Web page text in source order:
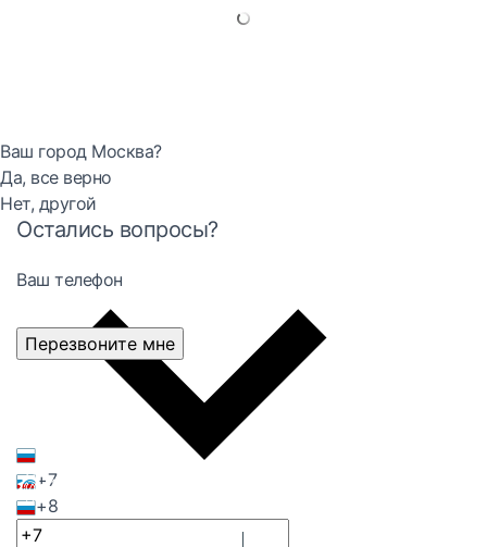
Ваш город Москва?
Да, все верно
Нет, другой
Остались вопросы?
Ваш телефон
+7
+8
Перезвоните мне